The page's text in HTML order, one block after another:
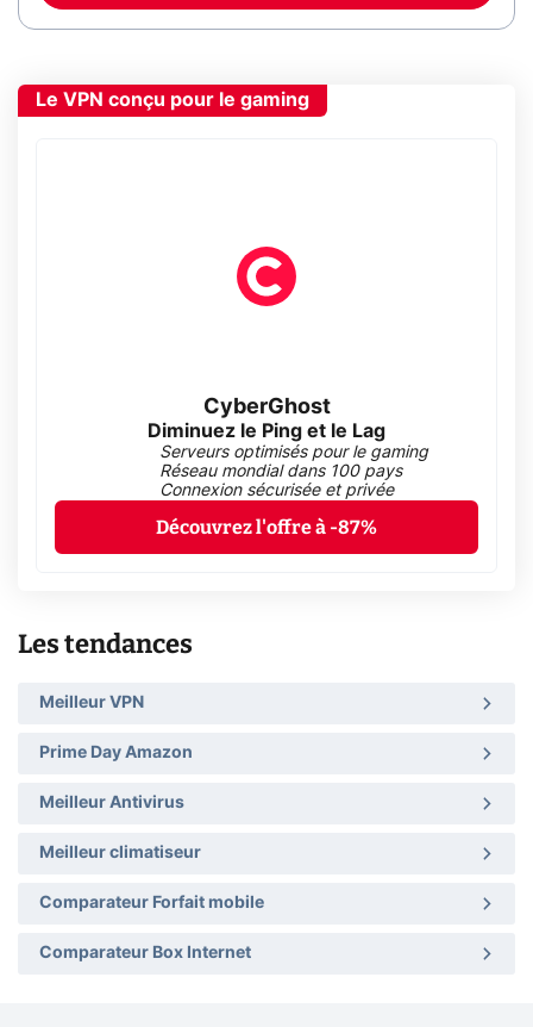
Le VPN conçu pour le gaming
CyberGhost
Diminuez le Ping et le Lag
Serveurs optimisés pour le gaming
Réseau mondial dans 100 pays
Connexion sécurisée et privée
Découvrez l'offre à -87%
Les tendances
Meilleur VPN
Prime Day Amazon
Meilleur Antivirus
Meilleur climatiseur
Comparateur Forfait mobile
Comparateur Box Internet